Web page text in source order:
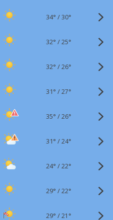
34° /30°
32° /25°
32° /26°
31° /27°
35° /26°
31° /24°
24° /22°
29° /22°
29° /21°